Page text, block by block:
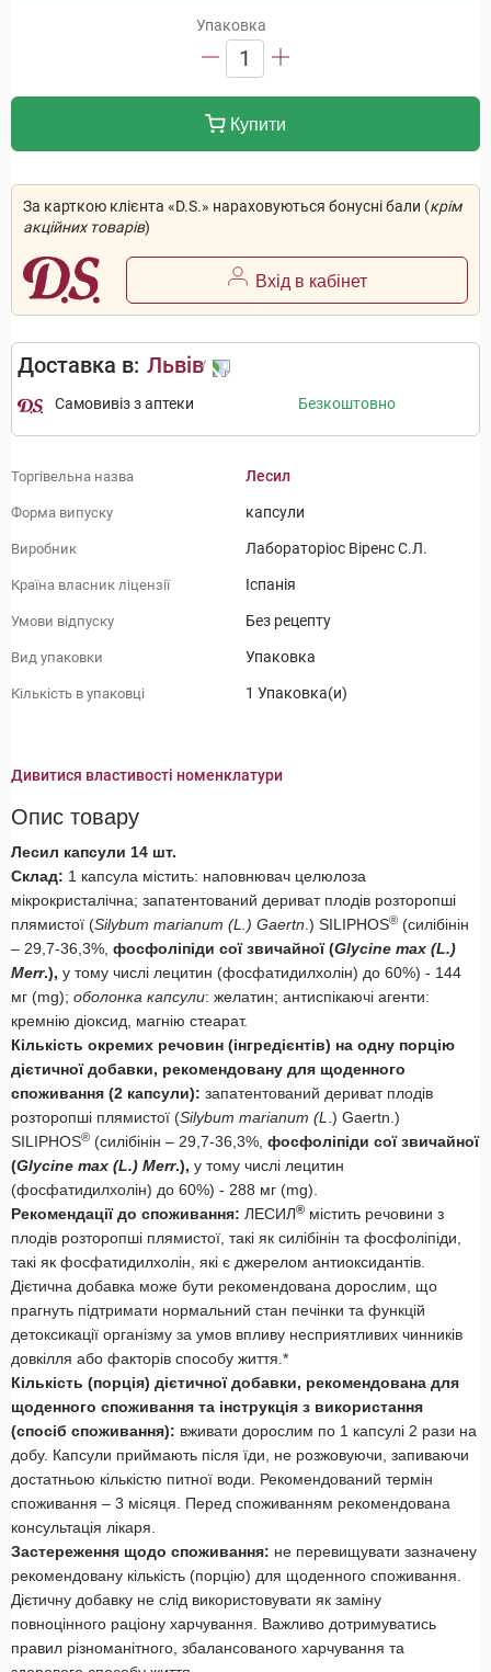
Упаковка
1
Купити
За карткою клієнта «D.S.» нараховуються бонусні бали (крім
акційних товарів)
Вхід в кабінет
Доставка в: Львів
Самовивіз з аптеки Безкоштовно
Торгівельна назва Лесил
Форма випуску капсули
Виробник Лабораторіос Віренс С.Л.
Країна власник ліцензії Іспанія
Умови відпуску Без рецепту
Вид упаковки Упаковка
Кількість в упаковці 1 Упаковка(и)
Дивитися властивості номенклатури
Опис товару
Лесил капсули 14 шт.
Склад: 1 капсула містить: наповнювач целюлоза
мікрокристалічна; запатентований дериват плодів розторопші
плямистої (Silybum marianum (L .) Gaertn .) SILIPHOS® (силібінін
– 29,7-36,3%, фосфоліпіди сої звичайної (Glycine max (L.)
Merr.), у тому числі лецитин (фосфатидилхолін) до 60%) - 144
мг (mg); оболонка капсули: желатин; антиспікаючі агенти:
кремнію діоксид, магнію стеарат.
Кількість окремих речовин (інгредієнтів) на одну порцію
дієтичної добавки, рекомендовану для щоденного
споживання (2 капсули): запатентований дериват плодів
розторопші плямистої (Silybum marianum (L .) Gaertn.)
SILIPHOS® (силібінін – 29,7-36,3%, фосфоліпіди сої звичайної
(Glycine max (L.) Merr.), у тому числі лецитин
(фосфатидилхолін) до 60%) - 288 мг (mg).
Рекомендації до споживання: ЛЕСИЛ® містить речовини з
плодів розторопші плямистої, такі як силібінін та фосфоліпіди,
такі як фосфатидилхолін, які є джерелом антиоксидантів.
Дієтична добавка може бути рекомендована дорослим, що
прагнуть підтримати нормальний стан печінки та функцій
детоксикації організму за умов впливу несприятливих чинників
довкілля або факторів способу життя.*
Кількість (порція) дієтичної добавки, рекомендована для
щоденного споживання та інструкція з використання
(спосіб споживання): вживати дорослим по 1 капсулі 2 рази на
добу. Капсули приймають після їди, не розжовуючи, запиваючи
достатньою кількістю питної води. Рекомендований термін
споживання – 3 місяця. Перед споживанням рекомендована
консультація лікаря.
Застереження щодо споживання: не перевищувати зазначену
рекомендовану кількість (порцію) для щоденного споживання.
Дієтичну добавку не слід використовувати як заміну
повноцінного раціону харчування. Важливо дотримуватись
правил різноманітного, збалансованого харчування та